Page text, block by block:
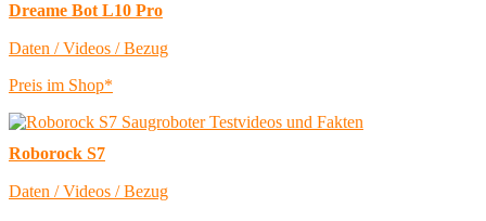
Dreame Bot L10 Pro
Daten / Videos / Bezug
Preis im Shop*
Roborock S7
Daten / Videos / Bezug